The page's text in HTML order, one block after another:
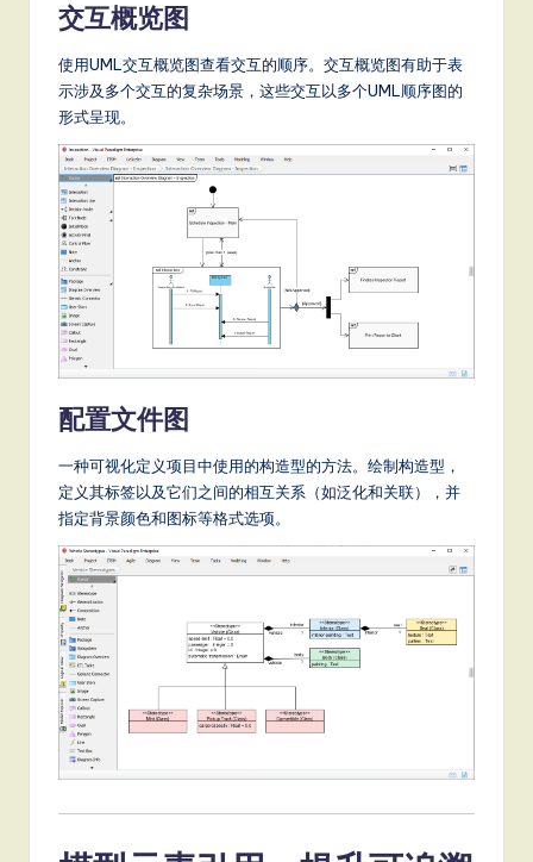
交互概览图
使用UML交互概览图查看交互的顺序。交互概览图有助于表
示涉及多个交互的复杂场景，这些交互以多个UML顺序图的
形式呈现。
配置文件图
一种可视化定义项目中使用的构造型的方法。绘制构造型，
定义其标签以及它们之间的相互关系（如泛化和关联），并
指定背景颜色和图标等格式选项。